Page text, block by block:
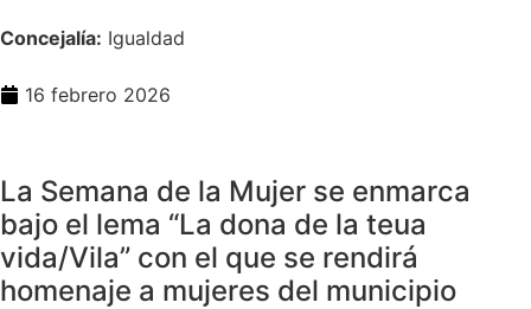
Concejalía: Igualdad
16 febrero 2026
La Semana de la Mujer se enmarca
bajo el lema “La dona de la teua
vida/Vila” con el que se rendirá
homenaje a mujeres del municipio